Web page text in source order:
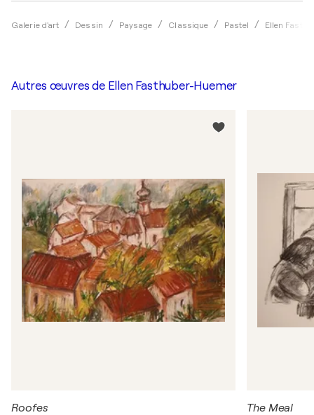
Galerie d'art Dessin Paysage Classique Pastel Ellen
Autres œuvres de Ellen Fasthuber-Huemer
Roofes The Meal